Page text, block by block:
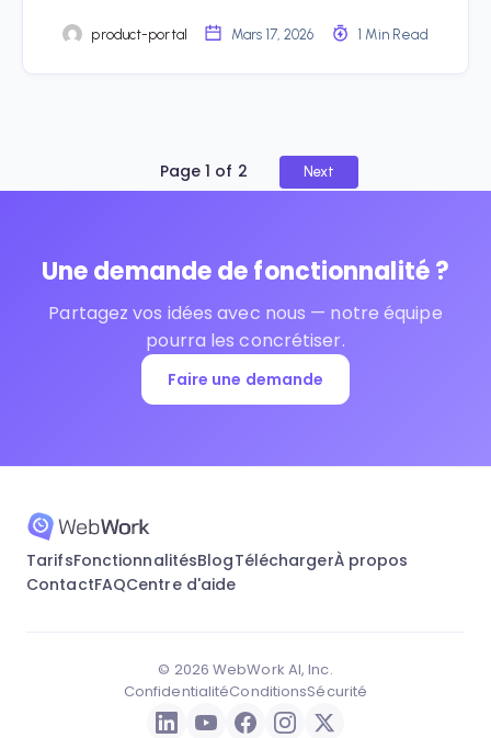
product-portal Mars 17, 2026 1 Min Read
Page 1 of 2 Next
Une demande de fonctionnalité ?
Partagez vos idées avec nous — notre équipe
pourra les concrétiser.
Faire une demande
TarifsFonctionnalitésBlogTéléchargerÀ propos
ContactFAQCentre d'aide
© 2026 WebWork AI, Inc.
ConfidentialitéConditionsSécurité